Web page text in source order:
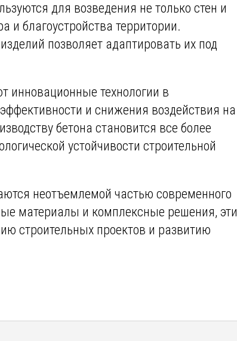
для возведения не только стен и
и благоустройства территории.
позволяет адаптировать их под
инновационные технологии в
и снижения воздействия на
бетона становится все более
устойчивости строительной
неотъемлемой частью современного
материалы и комплексные решения, эти
строительных проектов и развитию